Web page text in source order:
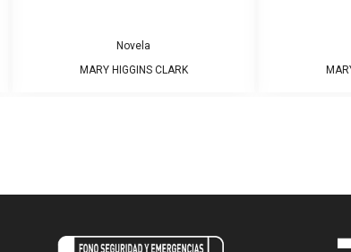
Novela
MARY HIGGINS CLARK